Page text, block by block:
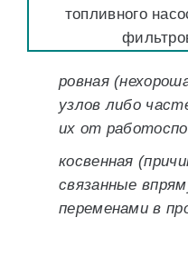
топливного
ровная
узлов либо
их от
косвенная
связанные
переменами в